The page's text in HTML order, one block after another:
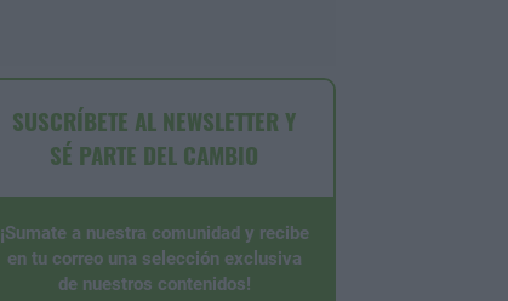
SUSCRÍBETE AL NEWSLETTER Y
SÉ PARTE DEL CAMBIO
¡Sumate a nuestra comunidad y recibe
en tu correo una selección exclusiva
de nuestros contenidos!